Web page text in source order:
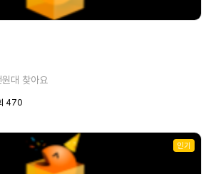
대 찾아요
470
인기